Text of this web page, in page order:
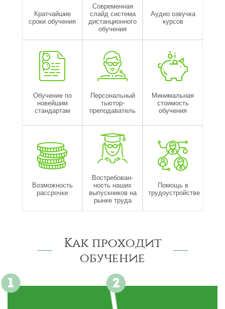
Кратчайшие
сроки обучения
Современная
слайд система
дистанционного
обучения
Аудио озвучка
курсов
Обучение по
новейшим
стандартам
Персональный
тьютор-
преподаватель
Минимальная
стоимость
обучения
Возможность
рассрочки
Востребован-
ность наших
выпускников на
рынке труда
Помощь в
трудоустройстве
Как проходит
обучение